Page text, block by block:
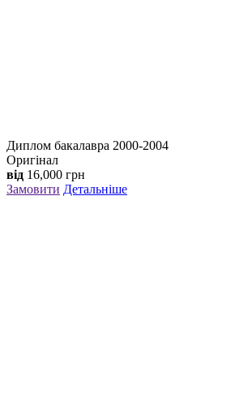
Диплом бакалавра 2000-2004
Оригінал
від 16,000 грн
Замовити Детальніше